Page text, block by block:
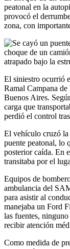
peatonal en la
provocó el
zona, con
El siniestro ocurrió
Ramal Campana
Buenos Aires.
carga que
perdió el control
El vehículo cruzó la
puente peatonal, lo
posterior caída. En
transitaba por el
Equipos de
ambulancia del
para asistir al
manejaba un Ford
las fuentes,
recibir atención
Como medida de